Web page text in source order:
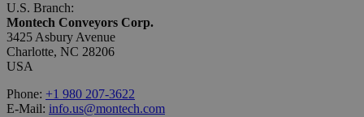
U.S. Branch:
Montech Conveyors Corp.
3425 Asbury Avenue
Charlotte, NC 28206
USA
Phone: +1 980 207-3622
E-Mail: info.us@montech.com